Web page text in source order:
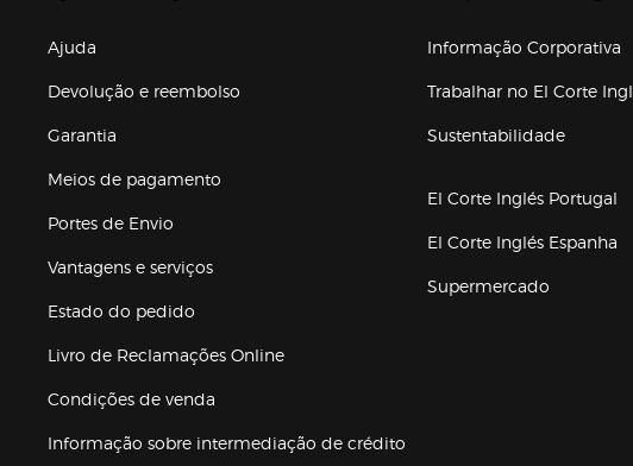
Ajuda
Devolução e reembolso
Garantia
Meios de pagamento
Portes de Envio
Vantagens e serviços
Estado do pedido
Livro de Reclamações Online
Condições de venda
Informação sobre intermediação de crédito
Informação Corporativa
Trabalhar no El Corte
Sustentabilidade
El Corte Inglés Portugal
El Corte Inglés Espanha
Supermercado